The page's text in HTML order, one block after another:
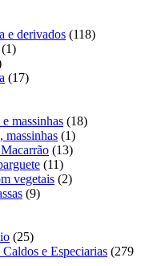
e derivados 118118
11
1717
massinhas 1818
massinhas 11
produto
1313
1111
produtos
vegetais 22
99
2525
produtos
e Especiarias 279